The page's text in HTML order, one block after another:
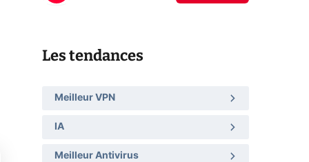
Les tendances
Meilleur VPN
IA
Meilleur Antivirus